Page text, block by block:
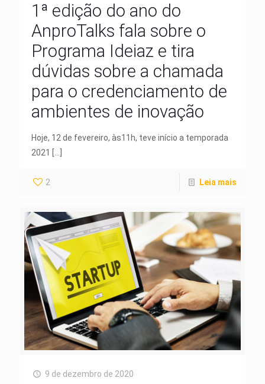
1ª edição do ano do
AnproTalks fala sobre o
Programa Ideiaz e tira
dúvidas sobre a chamada
para o credenciamento de
ambientes de inovação
Hoje, 12 de fevereiro, às11h, teve início a temporada
2021
2 Leia mais
9 de dezembro de 2020